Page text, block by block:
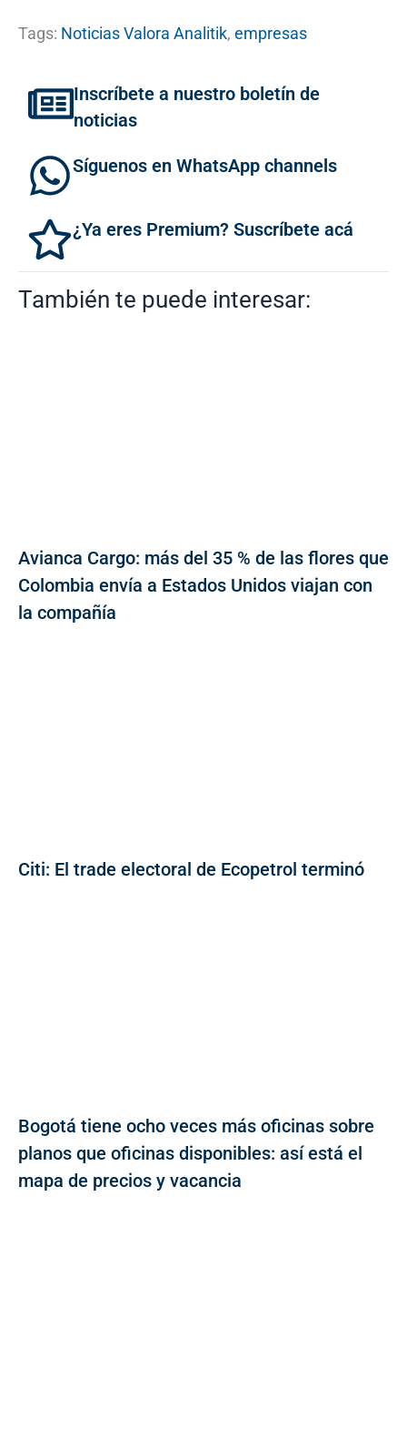
Tags: Noticias Valora Analitik, empresas
Inscríbete a nuestro boletín de
noticias
Síguenos en WhatsApp channels
¿Ya eres Premium? Suscríbete acá
También te puede interesar:
Avianca Cargo: más del 35 % de las flores que
Colombia envía a Estados Unidos viajan con
la compañía
Citi: El trade electoral de Ecopetrol terminó
Bogotá tiene ocho veces más oficinas sobre
planos que oficinas disponibles: así está el
mapa de precios y vacancia